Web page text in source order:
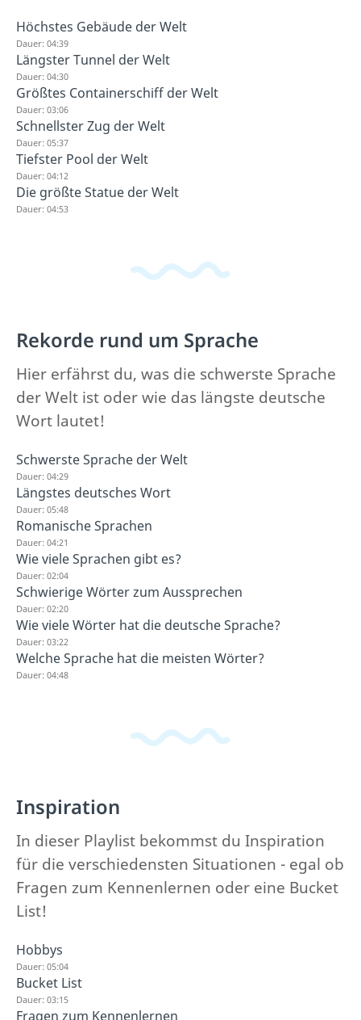
Höchstes Gebäude der Welt
Dauer: 04:39
Längster Tunnel der Welt
Dauer: 04:30
Größtes Containerschiff der Welt
Dauer: 03:06
Schnellster Zug der Welt
Dauer: 05:37
Tiefster Pool der Welt
Dauer: 04:12
Die größte Statue der Welt
Dauer: 04:53
Rekorde rund um Sprache
Hier erfährst du, was die schwerste Sprache
der Welt ist oder wie das längste deutsche
Wort lautet!
Schwerste Sprache der Welt
Dauer: 04:29
Längstes deutsches Wort
Dauer: 05:48
Romanische Sprachen
Dauer: 04:21
Wie viele Sprachen gibt es?
Dauer: 02:04
Schwierige Wörter zum Aussprechen
Dauer: 02:20
Wie viele Wörter hat die deutsche Sprache?
Dauer: 03:22
Welche Sprache hat die meisten Wörter?
Dauer: 04:48
Inspiration
In dieser Playlist bekommst du Inspiration
für die verschiedensten Situationen - egal ob
Fragen zum Kennenlernen oder eine Bucket
List!
Hobbys
Dauer: 05:04
Bucket List
Dauer: 03:15
Fragen zum Kennenlernen